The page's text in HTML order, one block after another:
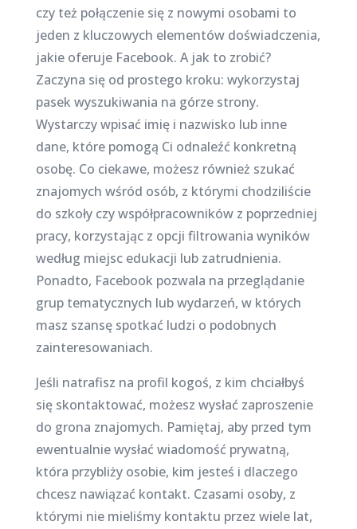
czy też połączenie się z nowymi osobami to
jeden z kluczowych elementów doświadczenia,
jakie oferuje Facebook. A jak to zrobić?
Zaczyna się od prostego kroku: wykorzystaj
pasek wyszukiwania na górze strony.
Wystarczy wpisać imię i nazwisko lub inne
dane, które pomogą Ci odnaleźć konkretną
osobę. Co ciekawe, możesz również szukać
znajomych wśród osób, z którymi chodziliście
do szkoły czy współpracowników z poprzedniej
pracy, korzystając z opcji filtrowania wyników
według miejsc edukacji lub zatrudnienia.
Ponadto, Facebook pozwala na przeglądanie
grup tematycznych lub wydarzeń, w których
masz szansę spotkać ludzi o podobnych
zainteresowaniach.
Jeśli natrafisz na profil kogoś, z kim chciałbyś
się skontaktować, możesz wysłać zaproszenie
do grona znajomych. Pamiętaj, aby przed tym
ewentualnie wysłać wiadomość prywatną,
która przybliży osobie, kim jesteś i dlaczego
chcesz nawiązać kontakt. Czasami osoby, z
którymi nie mieliśmy kontaktu przez wiele lat,